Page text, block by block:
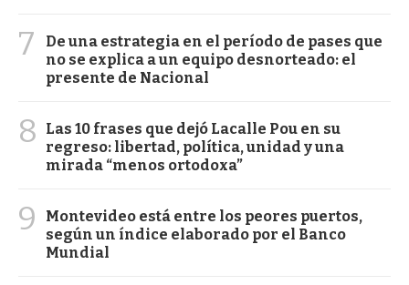
7
De una estrategia en el período de pases que
no se explica a un equipo desnorteado: el
presente de Nacional
8
Las 10 frases que dejó Lacalle Pou en su
regreso: libertad, política, unidad y una
mirada “menos ortodoxa”
9
Montevideo está entre los peores puertos,
según un índice elaborado por el Banco
Mundial